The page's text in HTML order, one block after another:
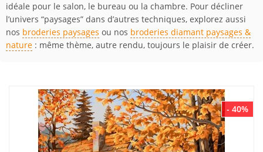
idéale pour le salon, le bureau ou la chambre. Pour décliner
l’univers “paysages” dans d’autres techniques, explorez aussi
nos broderies paysages ou nos broderies diamant paysages &
nature : même thème, autre rendu, toujours le plaisir de créer.
- 40%